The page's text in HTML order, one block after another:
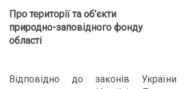
Про території та об’єкти
природно-заповідного фонду
області
Відповідно до законів України